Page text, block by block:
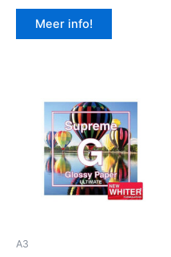
was:
€14,99.
is:
€11,24.
Meer info!
A3